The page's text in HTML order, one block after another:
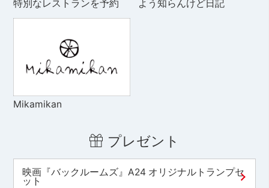
特別なレストランを予約 よう知らんけど日記
Mikamikan
プレゼント
映画『バックルームズ』A24 オリジナルトランプセ
ット